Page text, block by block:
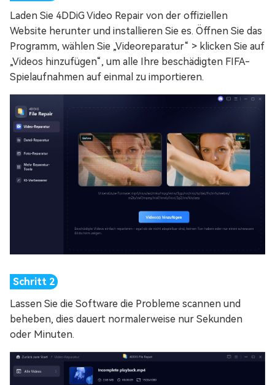
Laden Sie 4DDiG Video Repair von der offiziellen
Website herunter und installieren Sie es. Öffnen Sie das
Programm, wählen Sie „Videoreparatur“ > klicken Sie auf
„Videos hinzufügen“, um alle Ihre beschädigten FIFA-
Spielaufnahmen auf einmal zu importieren.
Lassen Sie die Software die Probleme scannen und
beheben, dies dauert normalerweise nur Sekunden
oder Minuten.